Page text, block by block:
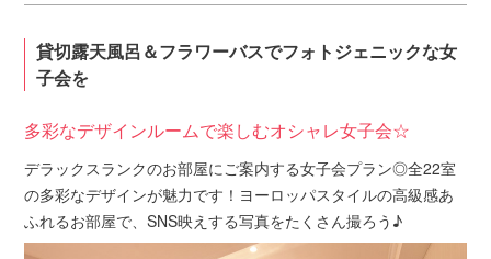
貸切露天風呂＆フラワーバスでフォトジェニックな女
子会を
多彩なデザインルームで楽しむオシャレ女子会☆
デラックスランクのお部屋にご案内する女子会プラン◎全22室
の多彩なデザインが魅力です！ヨーロッパスタイルの高級感あ
ふれるお部屋で、SNS映えする写真をたくさん撮ろう♪